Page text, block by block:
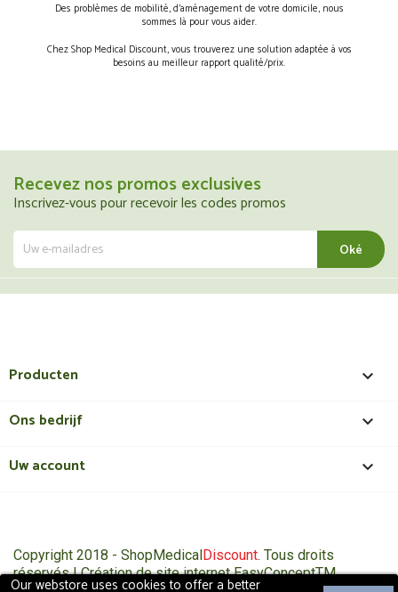
Our webstore uses cookies to offer a better
Des problèmes de mobilité, d’aménagement de votre domicile, nous
sommes là pour vous aider.
Chez Shop Medical Discount, vous trouverez une solution adaptée à vos
besoins au meilleur rapport qualité/prix.
Recevez nos promos exclusives
Inscrivez-vous pour recevoir les codes promos
Producten 
Ons bedrijf 
Uw account 
Copyright 2018 - ShopMedicalDiscount. Tous droits
réservés | Création de site internet EasyConceptTM